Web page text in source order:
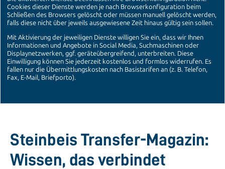
Steinbeis Transfer-Magazin:
Wissen, das verbindet